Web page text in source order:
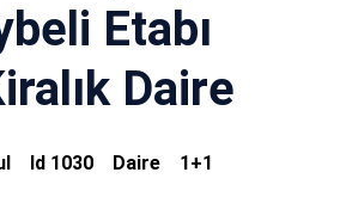
Etabı
Daire
Id 1030 Daire 1+1